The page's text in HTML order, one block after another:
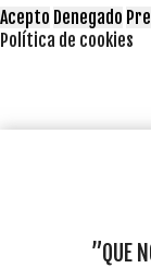
Acepto Denegado
Política de cookies
”QUE